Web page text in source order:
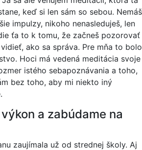
keď si len sám so sebou. Nemáš
impulzy, nikoho nenasleduješ, len
ťa to k tomu, že začneš pozorovať
ako sa správa. Pre mňa to bolo
Hoci má vedená meditácia svoje
istého sebapoznávania a toho,
bez toho, aby mi niekto iný
a zabúdame na
zaujímala už od strednej školy. Aj